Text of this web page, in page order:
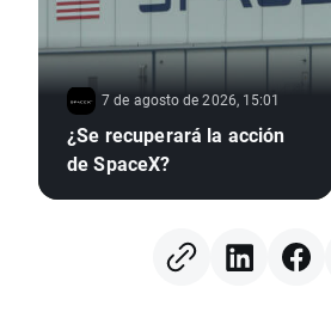
7 de agosto de 2026, 15:01
¿Se recuperará la acción
de SpaceX?